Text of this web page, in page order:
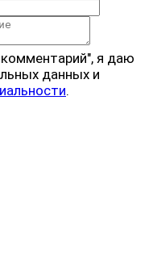
я даю
данных и
.